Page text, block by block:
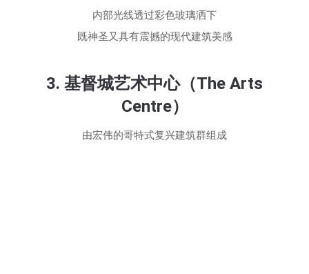
内部光线透过彩色玻璃洒下
既神圣又具有震撼的现代建筑美感
3. 基督城艺术中心（The Arts
Centre）
由宏伟的哥特式复兴建筑群组成